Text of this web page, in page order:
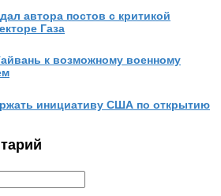
автора постов с критикой
Газа
к возможному военному
инициативу США по открытию